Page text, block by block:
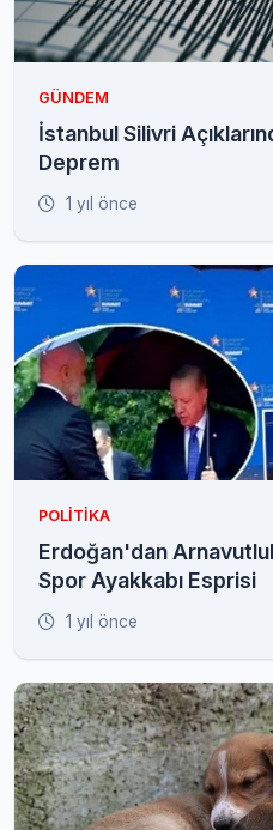
GÜNDEM
İstanbul Silivri
Deprem
1 yıl önce
POLITIKA
Erdoğan'dan
Spor Ayakkabı Esprisi
1 yıl önce